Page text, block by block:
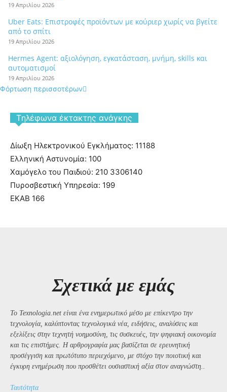
19 Απριλίου 2026
Uber Eats: Επιστροφές προϊόντων με κούριερ χωρίς να βγείτε
από το σπίτι
19 Απριλίου 2026
Hermes Agent: αξιολόγηση, εγκατάσταση, μνήμη, skills και
αυτοματισμοί
19 Απριλίου 2026
Φόρτωση περισσοτέρων
Tηλέφωνα έκτακτης ανάγκης
Δίωξη Ηλεκτρονικού Εγκλήματος: 11188
Ελληνική Αστυνομία: 100
Χαμόγελο του Παιδιού: 210 3306140
Πυροσβεστική Υπηρεσία: 199
ΕΚΑΒ 166
Σχετικά με εμάς
Το Texnologia.net είναι ένα ενημερωτικό μέσο με επίκεντρο την
τεχνολογία, καλύπτοντας τεχνολογικά νέα, ειδήσεις, αναλύσεις και
εξελίξεις στην τεχνητή νοημοσύνη, τις συσκευές, την ψηφιακή οικονομία
και τις επιστήμες. Η αρθρογραφία μας βασίζεται σε ερευνητική
προσέγγιση και πρωτότυπο περιεχόμενο, με στόχο την ποιοτική και
έγκυρη ενημέρωση που προσθέτει ουσιαστική αξία στον αναγνώστη..
Ταυτότητα